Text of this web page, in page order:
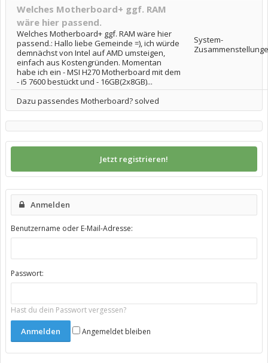
Welches Motherboard+ ggf. RAM
wäre hier passend.
Welches Motherboard+ ggf. RAM wäre hier
passend.: Hallo liebe Gemeinde =), ich würde
demnächst von Intel auf AMD umsteigen,
einfach aus Kostengründen. Momentan
habe ich ein - MSI H270 Motherboard mit dem
- i5 7600 bestückt und - 16GB(2x8GB)...
System-
Dazu passendes Motherboard? solved
Jetzt registrieren!
Anmelden
Benutzername oder E-Mail-Adresse:
Passwort:
Hast du dein Passwort vergessen?
Angemeldet bleiben